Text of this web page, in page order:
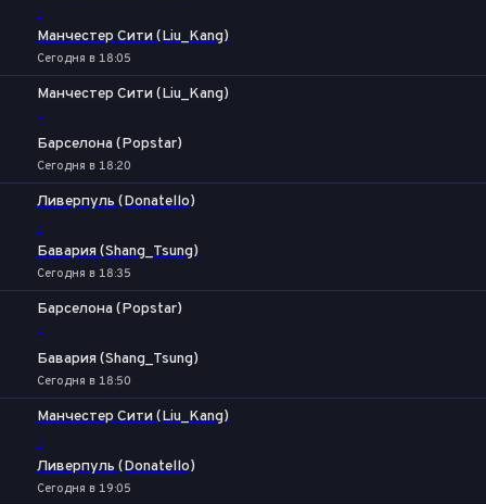
-
Манчестер Сити (Liu_Kang)
Сегодня в 18:05
Манчестер Сити (Liu_Kang)
-
Барселона (Popstar)
Сегодня в 18:20
Ливерпуль (Donatello)
-
Бавария (Shang_Tsung)
Сегодня в 18:35
Барселона (Popstar)
-
Бавария (Shang_Tsung)
Сегодня в 18:50
Манчестер Сити (Liu_Kang)
-
Ливерпуль (Donatello)
Сегодня в 19:05